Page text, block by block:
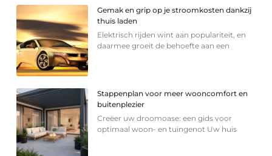
Gemak en grip op je stroomkosten dankzij
thuis laden
Elektrisch rijden wint aan populariteit, en
daarmee groeit de behoefte aan een
Stappenplan voor meer wooncomfort en
buitenplezier
Creëer uw droomoase: een gids voor
optimaal woon- en tuingenot Uw huis